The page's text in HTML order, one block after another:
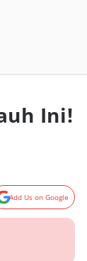
Ini!
Add Us on Google